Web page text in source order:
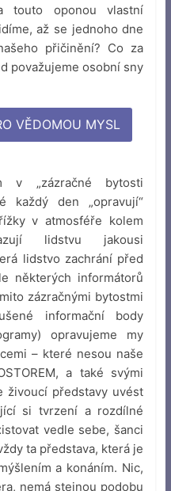
touto oponou vlastní
až se jednoho dne
přičinění? Co za
považujeme osobní sny
VĚDOMOU MYSL
v „zázračné bytosti
každý den „opravují“
v atmosféře kolem
lidstvu jakousi
lidstvo zachrání před
některých informátorů
zázračnými bytostmi
informační body
opravujeme my
– které nesou naše
a také svými
živoucí představy uvést
si tvrzení a rozdílné
vedle sebe, šanci
ta představa, která je
a konáním. Nic,
nemá stejnou podobu